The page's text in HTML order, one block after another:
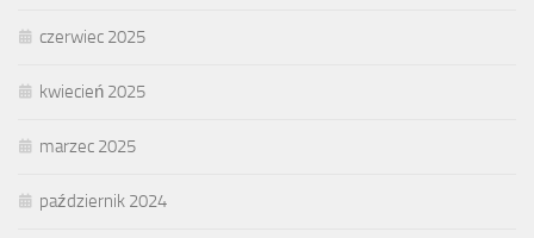
czerwiec 2025
kwiecień 2025
marzec 2025
październik 2024